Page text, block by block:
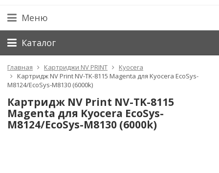
Меню
Каталог
Главная Картриджи NV PRINT
Kyocera
Картридж NV Print NV-TK-8115 Magenta для Kyocera EcoSys-
M8124/EcoSys-M8130 (6000k)
Картридж NV Print NV-TK-8115
Magenta для Kyocera EcoSys-
M8124/EcoSys-M8130 (6000k)